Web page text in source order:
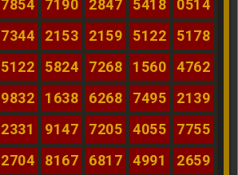
7854 7190 2847 5418
0514
7344 2153 2159 5122
5178
5122 5824 7268 1560
4762
9832 1638 6268 7495
2139
2331 9147 7205 4055
7755
2704 8167 6817 4991
2659